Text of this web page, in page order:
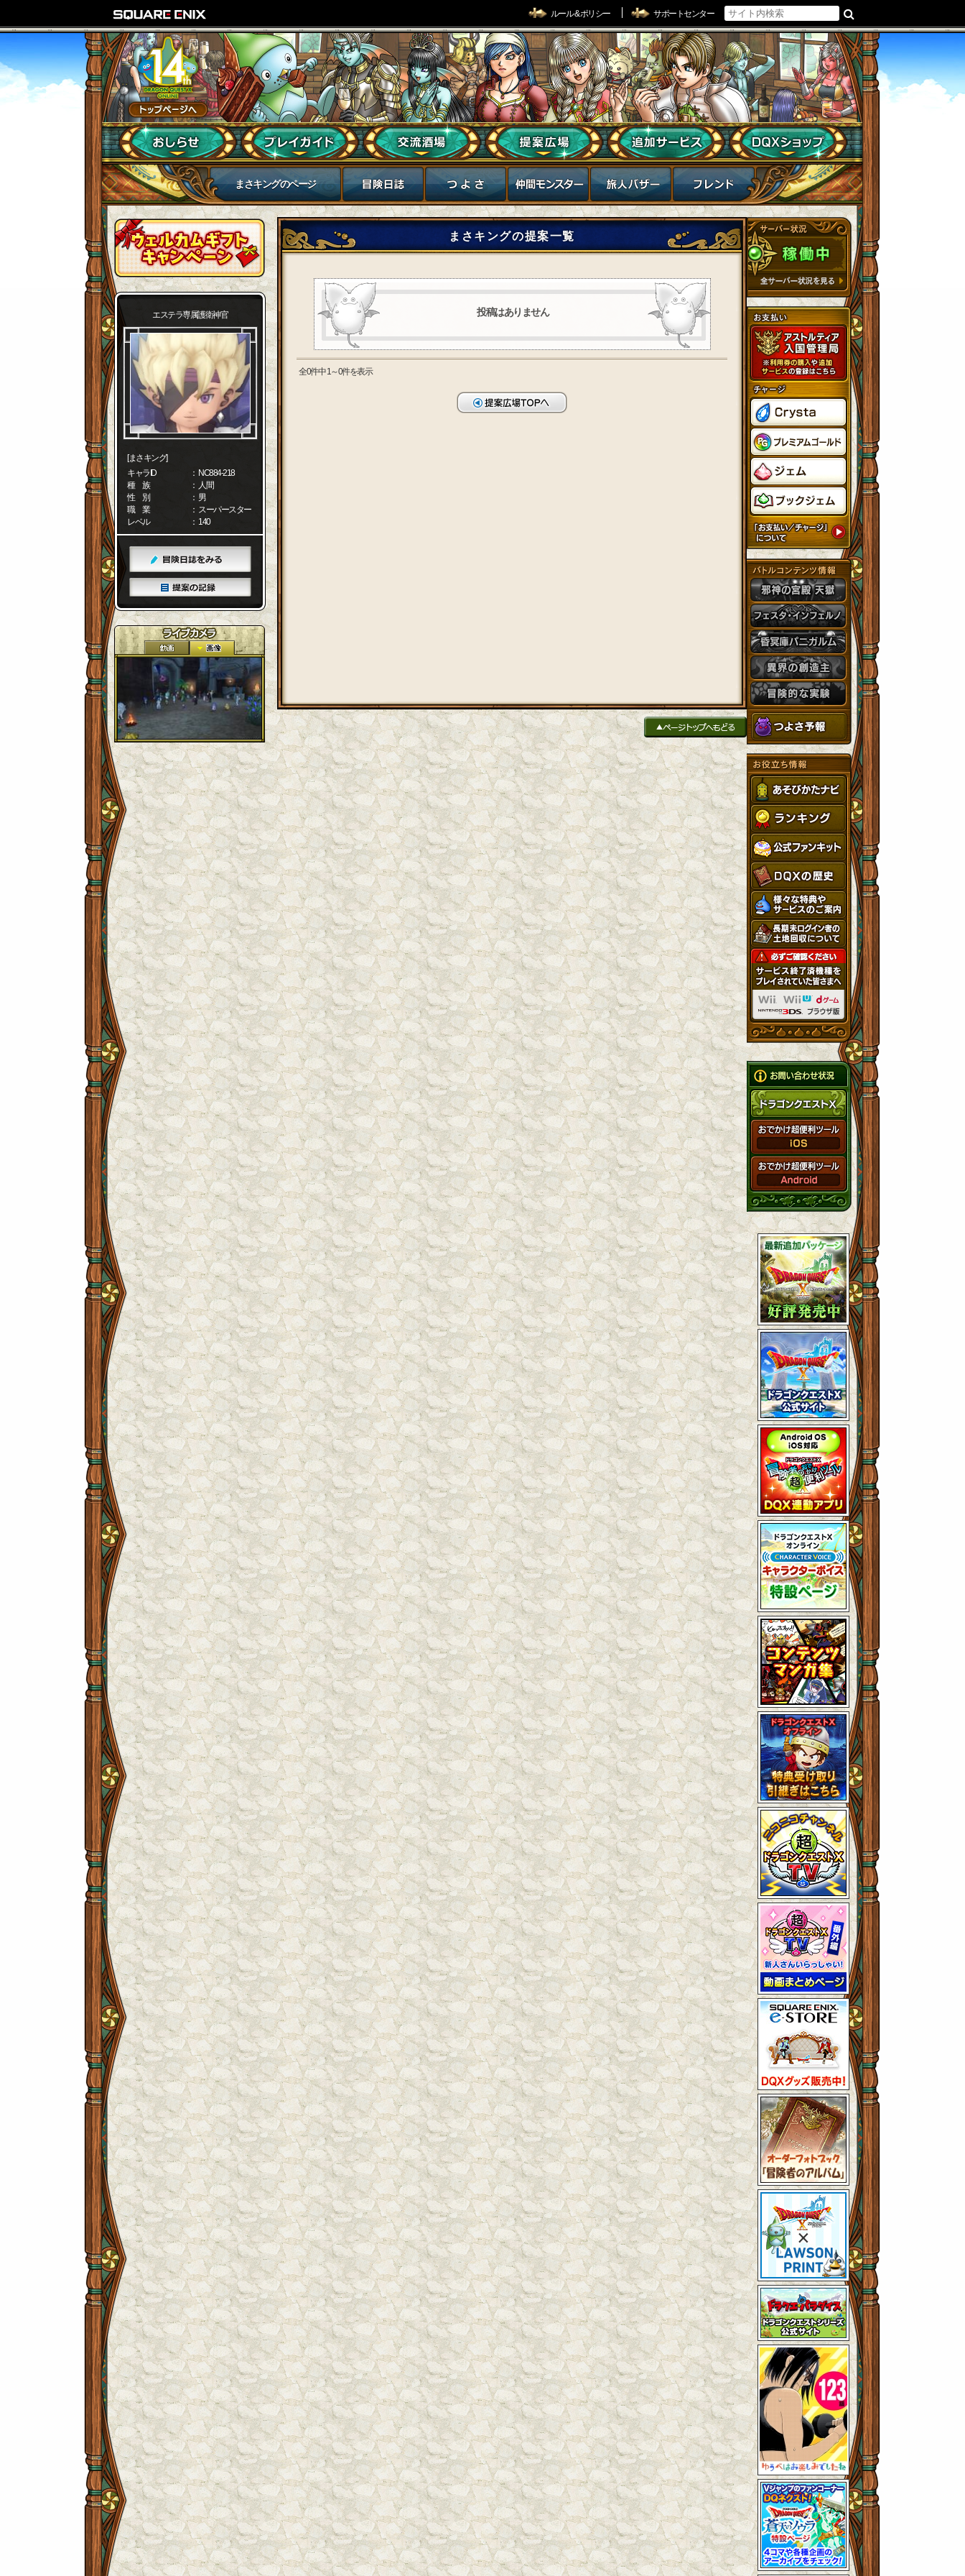
ルール & ポリシー サポートセンター
まさキングのページ
エステラ専属護衛神官
[まさキング]
キャラID
： NC884-218
種 族
： 人間
性 別
： 男
職 業
： スーパースター
レベル
： 140
まさキングの提案一覧
投稿はありません
全0件中 1～0件を表示